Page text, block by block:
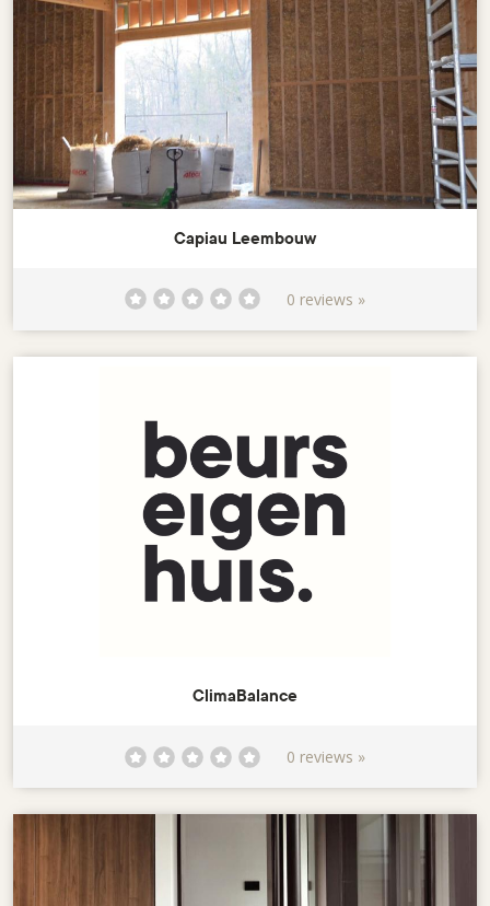
Capiau Leembouw
0 reviews »
ClimaBalance
0 reviews »